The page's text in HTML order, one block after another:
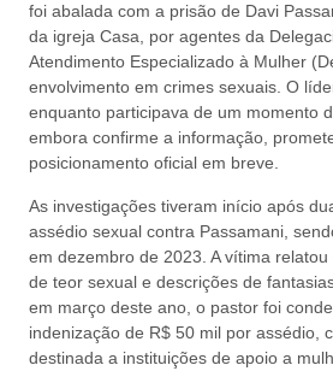
foi abalada com a prisão de Davi
da igreja Casa, por agentes da
Atendimento Especializado à Mulher
envolvimento em crimes sexuais. O
enquanto participava de um momento
embora confirme a informação,
posicionamento oficial em breve.
As investigações tiveram início após
assédio sexual contra Passamani,
em dezembro de 2023. A vítima
de teor sexual e descrições de
em março deste ano, o pastor foi
indenização de R$ 50 mil por assédio,
destinada a instituições de apoio a